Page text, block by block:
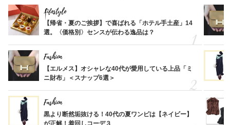
Lifestyle
【帰省・夏のご挨拶】で喜ばれる「ホテル手土産」14
選。〈価格別〉センスが伝わる逸品は？
Fashion
【エルメス】オシャレな40代が愛用している上品「ミ
ニ財布」＜スナップ6選＞
Fashion
黒より断然垢抜ける！40代の夏ワンピは【ネイビー】
が正解！着回しコーデ３